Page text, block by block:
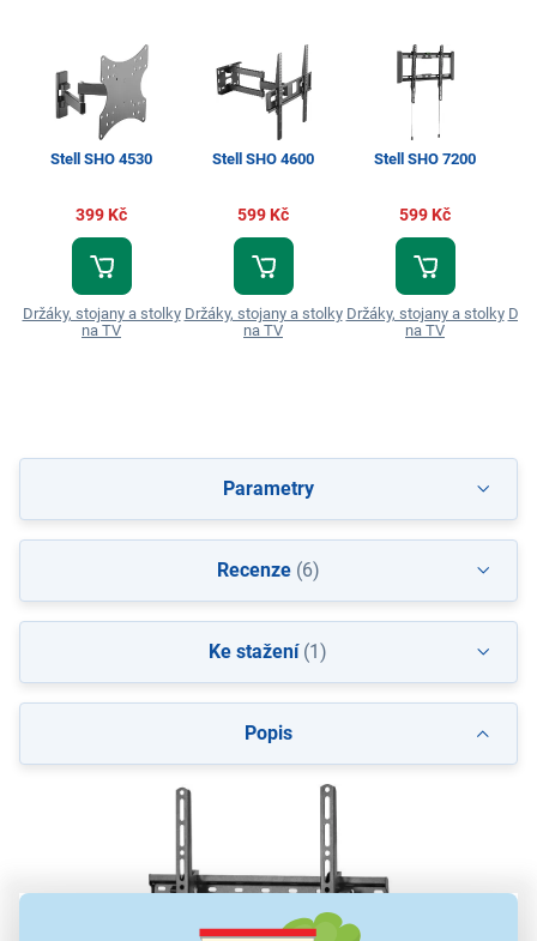
Stell SHO 4530
399 Kč
Držáky, stojany a stolky
na TV
Stell SHO 4600
599 Kč
Držáky, stojany a stolky
na TV
Stell SHO 7200
599 Kč
Držáky, stojany a stolky
na TV
Popis
Parametry
Recenze(6)
Ke stažení(1)